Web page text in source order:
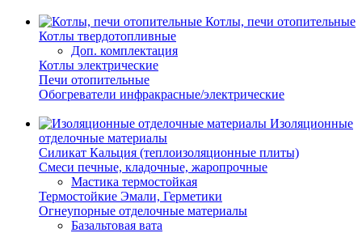
Котлы, печи отопительные
Котлы твердотопливные
Доп. комплектация
Котлы электрические
Печи отопительные
Обогреватели инфракрасные/электрические
Изоляционные
отделочные материалы
Силикат Кальция (теплоизоляционные плиты)
Смеси печные, кладочные, жаропрочные
Мастика термостойкая
Термостойкие Эмали, Герметики
Огнеупорные отделочные материалы
Базальтовая вата